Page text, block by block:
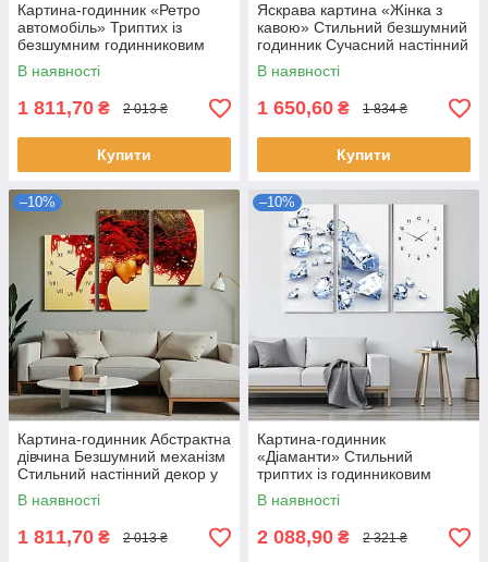
Картина-годинник «Ретро
автомобіль» Триптих із
безшумним годинниковим
механізмом Стильний
настінний декор для чоловіків
В наявності
1 811,70 ₴ 2 013 ₴
Купити
Яскрава картина «Жінка з
кавою» Стильний безшумний
годинник Сучасний настінний
декор для кухні, кафе 60х62
см
В наявності
1 650,60 ₴ 1 834 ₴
Купити
–10%
Картина-годинник Абстрактна
дівчина Безшумний механізм
Стильний настінний декор у
сучасному інтер’єрі
В наявності
1 811,70 ₴ 2 013 ₴
–10%
Картина-годинник
«Діаманти» Cтильний
триптих із годинниковим
механізмом Cучасний
настінний декор у світлих
В наявності
2 088,90 ₴ 2 321 ₴